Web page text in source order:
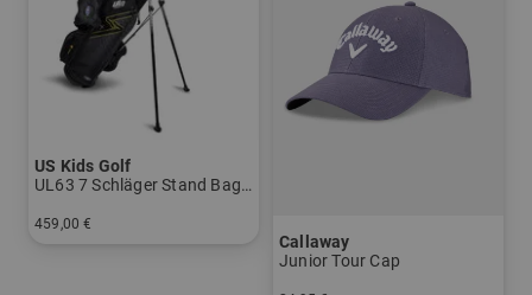
US Kids Golf
UL63 7 Schläger Stand Bag Set
459,00 €
Callaway
Junior Tour Cap